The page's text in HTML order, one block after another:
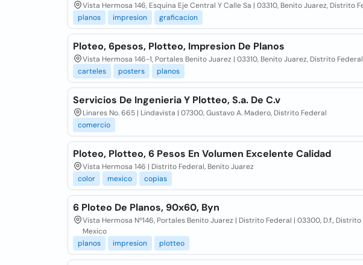
Vista Hermosa 146, Esquina Eje Central Y Calle Sa | 03310, Benito Juarez, Distrito
planos
impresion graficacion
Ploteo, 6pesos, Plotteo, Impresion De Planos
Vista Hermosa 146-1, Portales Benito Juarez | 03310, Benito Juarez, Distrito Federal
carteles
posters planos
Servicios De Ingenieria Y Plotteo, S.a. De C.v
Linares No. 665 | Lindavista | 07300, Gustavo A. Madero, Distrito Federal
comercio
Ploteo, Plotteo, 6 Pesos En Volumen Excelente Calidad
Vista Hermosa 146 | Distrito Federal, Benito Juarez
color
mexico copias
6 Ploteo De Planos, 90x60, Byn
Vista Hermosa Nº146, Portales Benito Juarez | Distrito Federal | 03300, D.f.,
Mexico
planos
impresion plotteo